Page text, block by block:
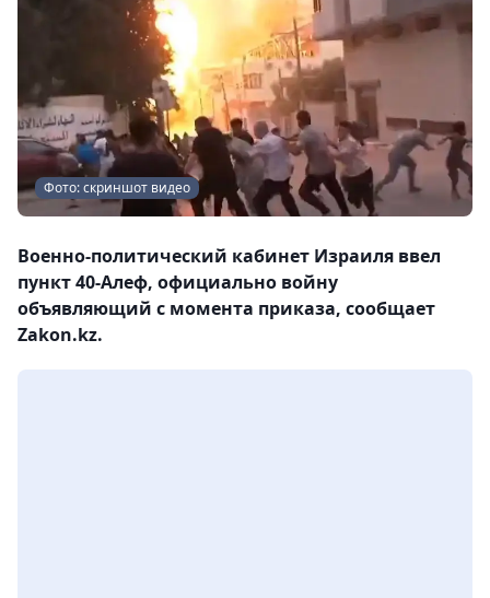
Фото: скриншот видео
Военно-политический кабинет Израиля ввел
пункт 40-Алеф, официально войну
объявляющий с момента приказа, сообщает
Zakon.kz.